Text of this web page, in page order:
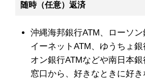
随時（任意）返済
沖縄海邦銀行ATM、ローソン
イーネットATM、ゆうちょ銀
オン銀行ATMなどや南日本
窓口から、好きなときに好